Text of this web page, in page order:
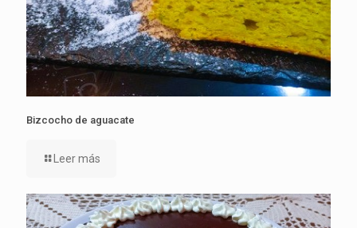
Bizcocho de aguacate
Leer más